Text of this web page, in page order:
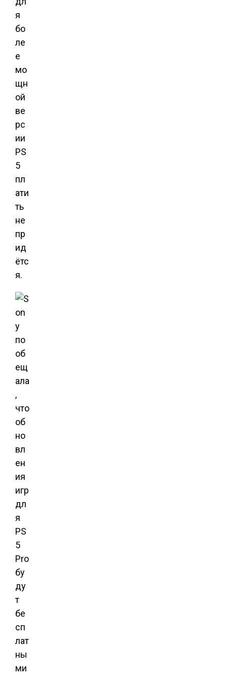
я
бо
ле
е
мо
щн
ой
ве
рс
ии
PS
5
пл
ати
ть
не
пр
ид
ётс
я.